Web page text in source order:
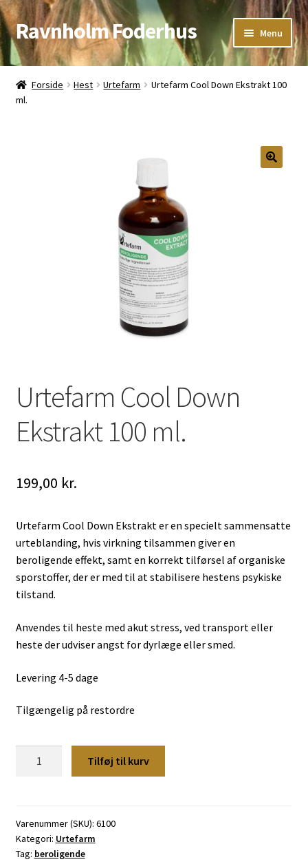
Spring
til
navigation
Spring
til
indhold
Ravnholm Foderhus Menu
Åbningstider
Kurv
Forside Hest Urtefarm
Urtefarm Cool Down Ekstrakt 100
ml.
Urtefarm Cool Down
Ekstrakt 100 ml.
199,00 kr.
Urtefarm Cool Down Ekstrakt er en specielt sammensatte
urteblanding, hvis virkning tilsammen giver en
beroligende effekt, samt en korrekt tilførsel af organiske
sporstoffer, der er med til at stabilisere hestens psykiske
tilstand.
Anvendes til heste med akut stress, ved transport eller
heste der udviser angst for dyrlæge eller smed.
Levering 4-5 dage
Tilgængelig på restordre
100
ml.
antal
Tilføj til kurv
Varenummer (SKU): 6100
Kategori: Urtefarm
Tag: beroligende